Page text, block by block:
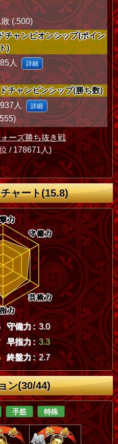
(.500)
ャンピオンシップ(ポイン
)
人 詳細
チャンピンシップ(勝ち数)
人 詳細
ーズ勝ち抜き戦
/ 178671人)
ャート(15.8)
守備力 : 3.0
早指力 : 3.3
終盤力 : 2.7
ン(30/44)
手筋 特殊